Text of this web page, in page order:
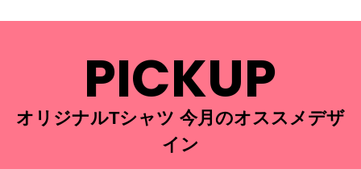
PICKUP
オリジナルTシャツ 今月のオススメデザ
イン